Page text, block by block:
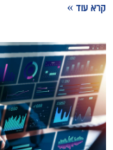
קרא עוד »